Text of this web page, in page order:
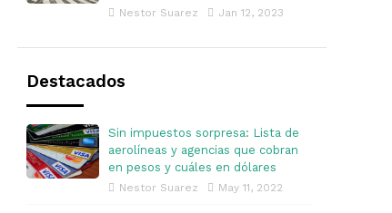
Nestor Suarez Jan 12, 2023
Destacados
Sin impuestos sorpresa: Lista de
aerolíneas y agencias que cobran
en pesos y cuáles en dólares
Nestor Suarez May 11, 2022